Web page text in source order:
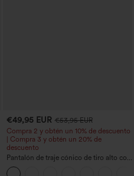
+16
€49,95 EUR €53,95 EUR
Compra 2 y obtén un 10% de descuento
| Compra 3 y obtén un 20% de
descuento
Pantalón de traje cónico de tiro alto con
bolsillos